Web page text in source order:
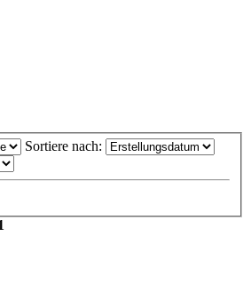
Sortiere nach: